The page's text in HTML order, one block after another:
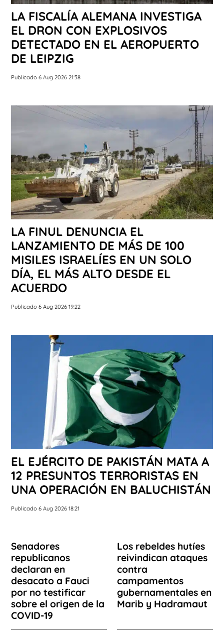
LA FISCALÍA ALEMANA INVESTIGA
EL DRON CON EXPLOSIVOS
DETECTADO EN EL AEROPUERTO
DE LEIPZIG
Publicado 6 Aug 2026 21:38
LA FINUL DENUNCIA EL
LANZAMIENTO DE MÁS DE 100
MISILES ISRAELÍES EN UN SOLO
DÍA, EL MÁS ALTO DESDE EL
ACUERDO
Publicado 6 Aug 2026 19:22
EL EJÉRCITO DE PAKISTÁN MATA A
12 PRESUNTOS TERRORISTAS EN
UNA OPERACIÓN EN BALUCHISTÁN
Publicado 6 Aug 2026 18:21
Senadores
republicanos
declaran en
desacato a Fauci
por no testificar
sobre el origen de la
COVID-19
Los rebeldes hutíes
reivindican ataques
contra
campamentos
gubernamentales en
Marib y Hadramaut